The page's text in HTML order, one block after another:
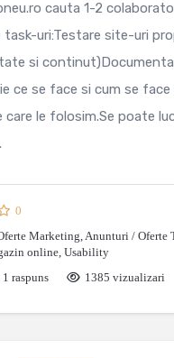
cauta 1-2
task-uri:Testare site-uri
si
ce se face si cum se face
care le folosim.Se poate
0
Marketing,Anunturi / Oferte
online, Usability
1 raspuns 1385 vizualizari